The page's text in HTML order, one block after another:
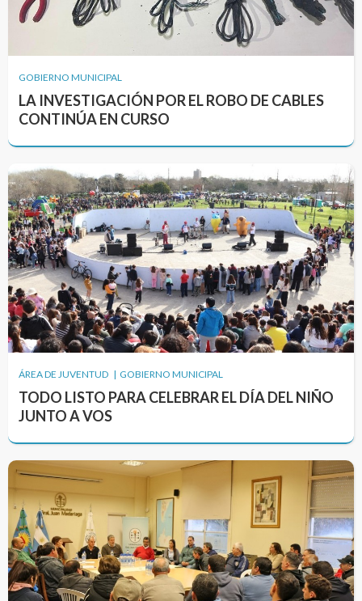
GOBIERNO MUNICIPAL
LA INVESTIGACIÓN POR EL ROBO DE CABLES
CONTINÚA EN CURSO
ÁREA DE JUVENTUD | GOBIERNO MUNICIPAL
TODO LISTO PARA CELEBRAR EL DÍA DEL NIÑO
JUNTO A VOS